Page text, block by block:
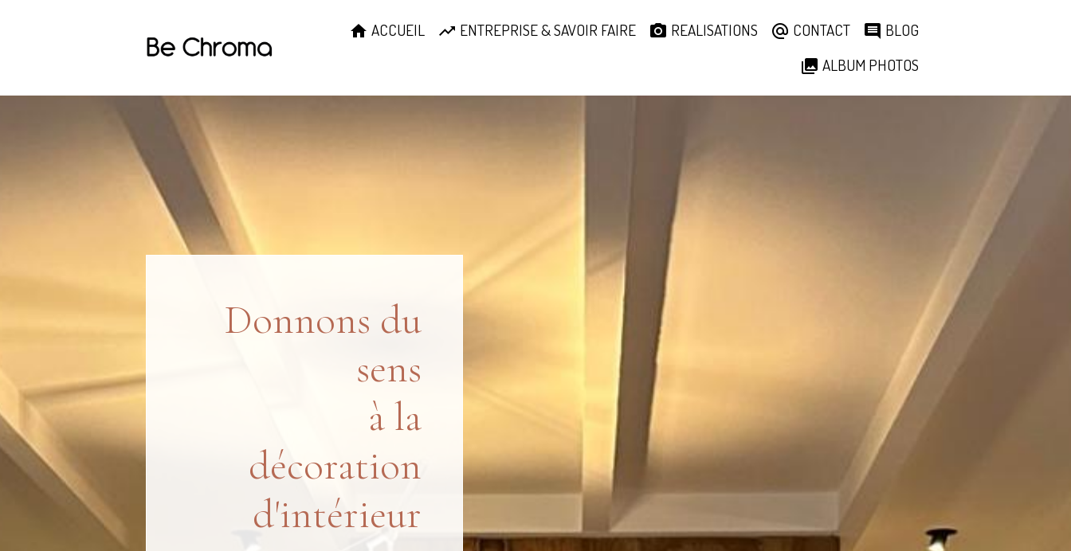
ACCUEIL ENTREPRISE & SAVOIR FAIRE REALISATIONS CONTACT
BLOG
ALBUM PHOTOS
Donnons du
sens
à la
décoration
d'intérieur